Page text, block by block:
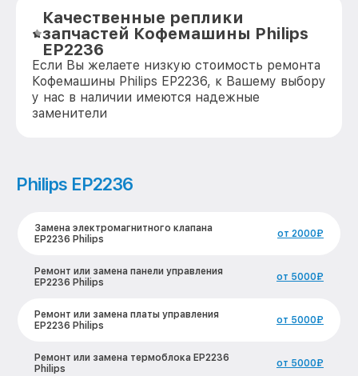
Качественные реплики
запчастей Кофемашины Philips
EP2236
Если Вы желаете низкую стоимость ремонта
Кофемашины Philips EP2236, к Вашему выбору
у нас в наличии имеются надежные
заменители
Philips EP2236
Замена электромагнитного клапана
EP2236 Philips
от 2000₽
Ремонт или замена панели управления
EP2236 Philips
от 5000₽
Ремонт или замена платы управления
EP2236 Philips
от 5000₽
Ремонт или замена термоблока EP2236
Philips
от 5000₽